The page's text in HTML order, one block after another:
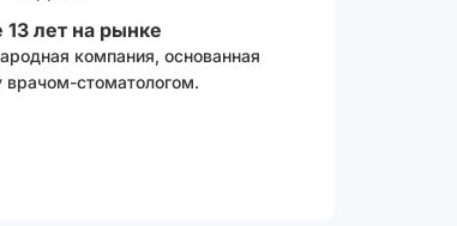
13 лет на рынке
компания, основанная
врачом-стоматологом.